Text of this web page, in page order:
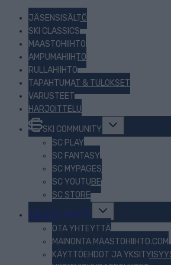
JÄSENSISÄLTÖ
SKI CLASSICS
MAASTOHIIHTO
AMPUMAHIIHTO
RULLAHIIHTO
TAPAHTUMAT & TULOKSET
VARUSTEET
HARJOITTELU
SKI COMMUNITY
Toggle
menu
SC PLAY
SC FANTASY
SC MYPAGES
SC YOUTUBE
SC STORE
TIETOJA MEISTÄ
Toggle
child
menu
OTA YHTEYTTÄ
MAINONTA MAASTOHIIHTO.COM
KÄYTTÖEHDOT JA